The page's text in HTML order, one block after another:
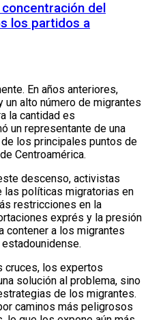
concentración del
los partidos a
En años anteriores,
alto número de migrantes
la cantidad es
un representante de una
de los principales puntos de
Centroamérica.
descenso, activistas
las políticas migratorias en
restricciones en la
exprés y la presión
contener a los migrantes
cruces, los expertos
solución al problema, sino
de los migrantes.
caminos más peligrosos